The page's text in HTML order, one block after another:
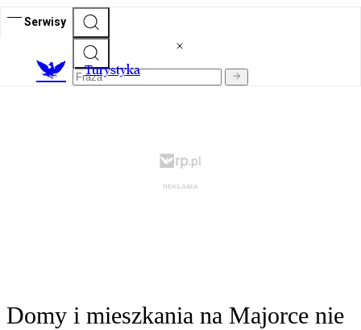
Serwisy
Turystyka
Domy i mieszkania na Majorce nie